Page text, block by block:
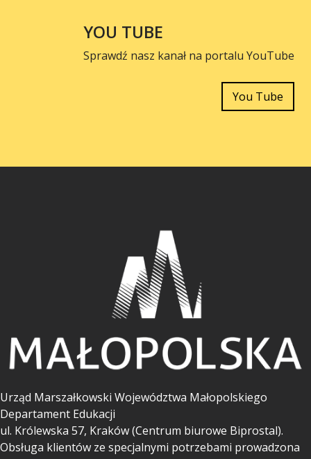
YOU TUBE
Sprawdź nasz kanał na portalu YouTube
You Tube
Urząd Marszałkowski Województwa Małopolskiego
Departament Edukacji
ul. Królewska 57, Kraków (Centrum biurowe Biprostal).
Obsługa klientów ze specjalnymi potrzebami prowadzona